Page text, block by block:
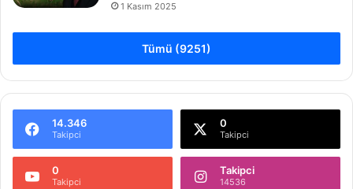
1 Kasım 2025
Tümü (9251)
14.346
Takipci
0
Takipci
0
Takipci
Takipci
14536